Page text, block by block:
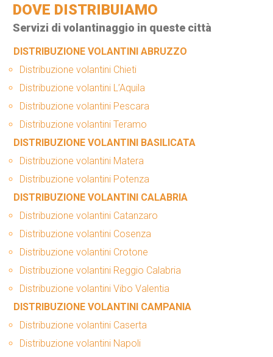
DOVE DISTRIBUIAMO
Servizi di volantinaggio in queste città
DISTRIBUZIONE VOLANTINI ABRUZZO
Distribuzione volantini Chieti
Distribuzione volantini L’Aquila
Distribuzione volantini Pescara
Distribuzione volantini Teramo
DISTRIBUZIONE VOLANTINI BASILICATA
Distribuzione volantini Matera
Distribuzione volantini Potenza
DISTRIBUZIONE VOLANTINI CALABRIA
Distribuzione volantini Catanzaro
Distribuzione volantini Cosenza
Distribuzione volantini Crotone
Distribuzione volantini Reggio Calabria
Distribuzione volantini Vibo Valentia
DISTRIBUZIONE VOLANTINI CAMPANIA
Distribuzione volantini Caserta
Distribuzione volantini Napoli